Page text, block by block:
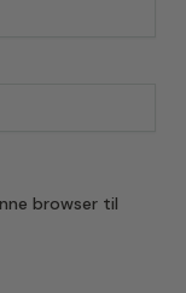
browser til